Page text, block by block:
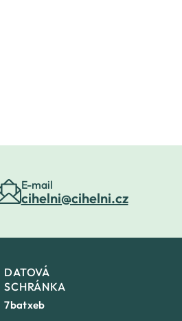
E-mail
cihelni@cihelni.cz
DATOVÁ
SCHRÁNKA
7batxeb